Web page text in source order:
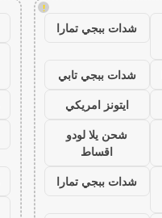
!
شدات ببجي تمارا
شدات ببجي تابي
ايتونز امريكي
شحن يلا لودو
اقساط
شدات ببجي تمارا